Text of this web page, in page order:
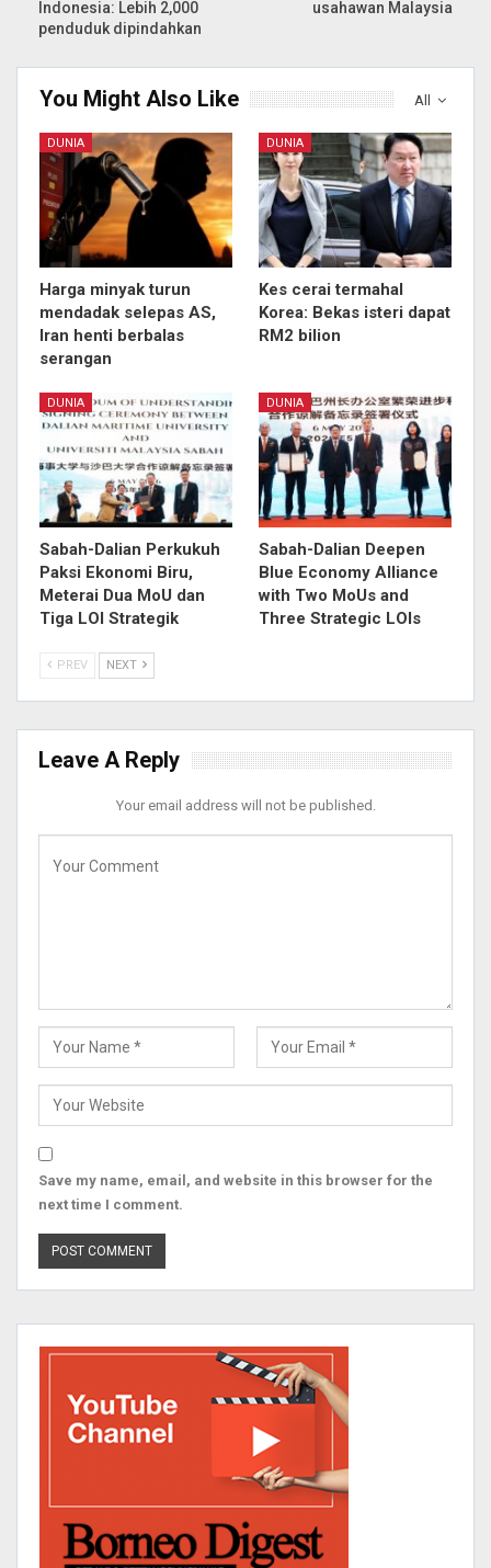
Indonesia: Lebih 2,000
penduduk dipindahkan
usahawan Malaysia
All
You Might Also Like
DUNIA
Harga minyak turun
mendadak selepas AS,
Iran henti berbalas
serangan
DUNIA
Kes cerai termahal
Korea: Bekas isteri dapat
RM2 bilion
DUNIA
Sabah-Dalian Perkukuh
Paksi Ekonomi Biru,
Meterai Dua MoU dan
Tiga LOI Strategik
DUNIA
Sabah-Dalian Deepen
Blue Economy Alliance
with Two MoUs and
Three Strategic LOIs
PREV NEXT
Leave A Reply
Your email address will not be published.
Save my name, email, and website in this browser for the
next time I comment.